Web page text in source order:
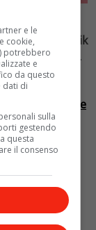
Anna Safroncik
Chopard .
dress
Zulian
Emma Marrone
in
e le
cookie,
potrebbero
e
da questo
dati di
sulla
gestendo
questa
il consenso